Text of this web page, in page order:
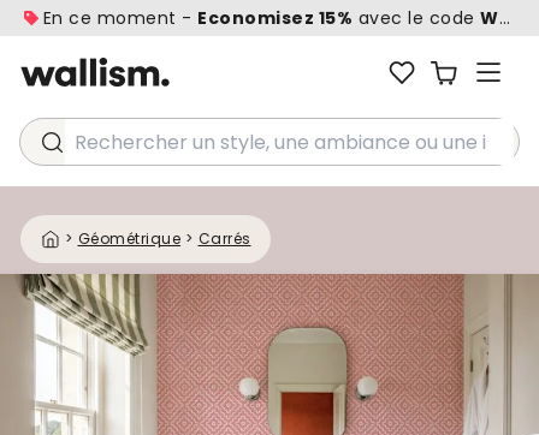
En ce moment - Economisez 15% avec le code
Rechercher un style, une ambiance ou une idée...
> Géométrique > Carrés